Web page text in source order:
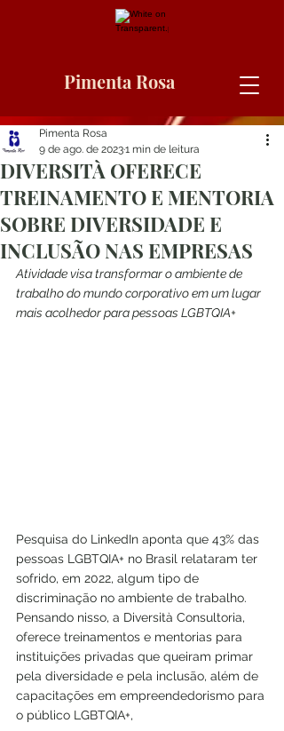
Pimenta Rosa
DIVERSITÀ OFERECE
TREINAMENTO E MENTORIA
SOBRE DIVERSIDADE E
INCLUSÃO NAS EMPRESAS
Pimenta Rosa
9 de ago. de 20231 min de leitura
Atividade visa transformar o ambiente de
trabalho do mundo corporativo em um lugar
mais acolhedor para pessoas LGBTQIA+
Pesquisa do LinkedIn aponta que 43% das
pessoas LGBTQIA+ no Brasil relataram ter
sofrido, em 2022, algum tipo de
discriminação no ambiente de trabalho.
Pensando nisso, a Diversità Consultoria,
oferece treinamentos e mentorias para
instituições privadas que queiram primar
pela diversidade e pela inclusão, além de
capacitações em empreendedorismo para
o público LGBTQIA+,